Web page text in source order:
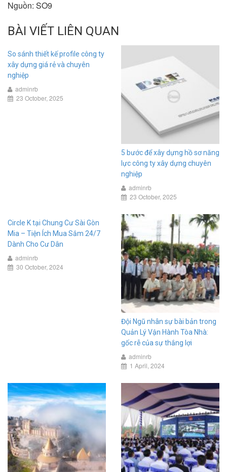
Nguồn: SO9
BÀI VIẾT LIÊN QUAN
So sánh thiết kế profile công ty
xây dựng giá rẻ và chuyên
nghiệp
adminrb
23 October, 2025
5 bước để xây dựng hồ sơ năng
lực công ty xây dựng chuyên
nghiệp
adminrb
23 October, 2025
Circle K tại Chung Cư Sài Gòn
Mia – Tiện Ích Mua Sắm 24/7
Dành Cho Cư Dân
adminrb
30 October, 2024
Đội Ngũ nhân sự bài bản trong
Quản Lý Vận Hành Tòa Nhà:
gốc rễ của sự thắng lợi
adminrb
1 April, 2024